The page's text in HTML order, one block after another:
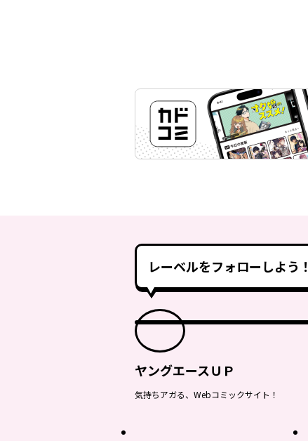
レーベルをフォローしよう！
ヤングエースＵＰ
気持ちアガる、Webコミックサイト！